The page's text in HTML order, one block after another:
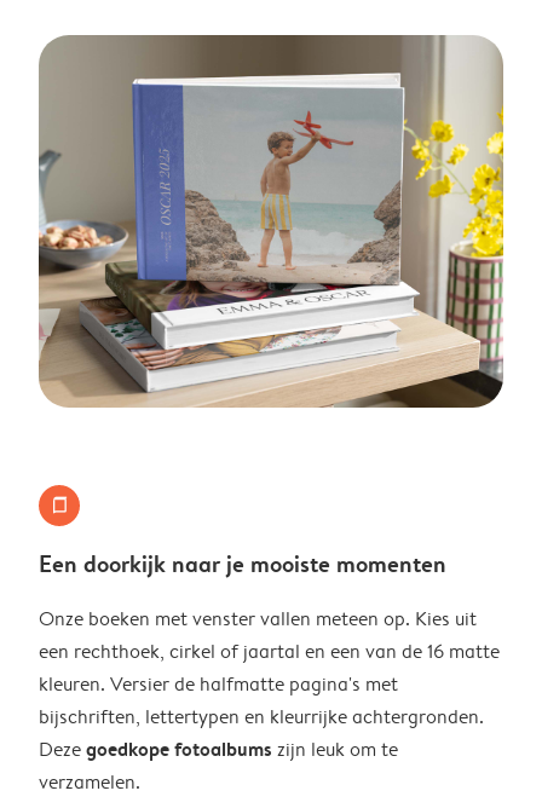
portrait_photo_book
Een doorkijk naar je mooiste momenten
Onze boeken met venster vallen meteen op. Kies uit
een rechthoek, cirkel of jaartal en een van de 16 matte
kleuren. Versier de halfmatte pagina's met
bijschriften, lettertypen en kleurrijke achtergronden.
Dezegoedkope fotoalbums zijn leuk om te
verzamelen.